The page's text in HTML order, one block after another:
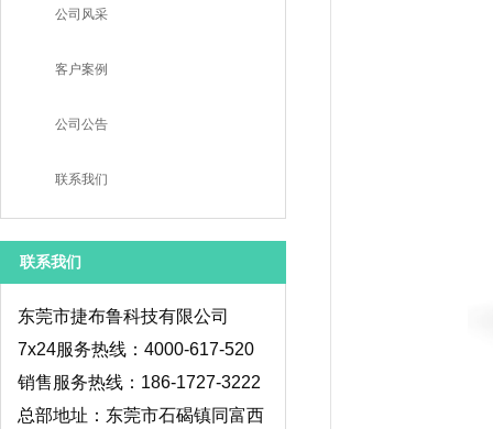
公司风采
客户案例
公司公告
联系我们
联系我们
东莞市捷布鲁科技有限公司
7x24服务热线：4000-617-520
销售服务热线：186-1727-3222
总部地址：东莞市石碣镇同富西